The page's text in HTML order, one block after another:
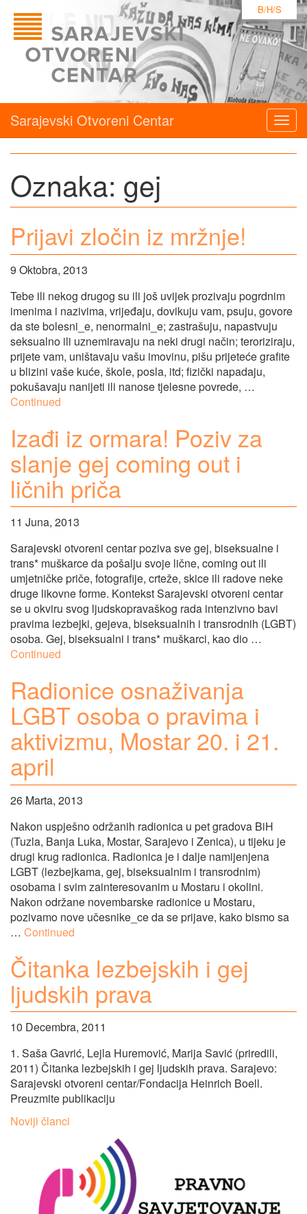
B/H/S
Sarajevski Otvoreni Centar
Oznaka: gej
Prijavi zločin iz mržnje!
9 Oktobra, 2013
Tebe ili nekog drugog su ili još uvijek prozivaju pogrdnim
imenima i nazivima, vrijeđaju, dovikuju vam, psuju, govore
da ste bolesni_e, nenormalni_e; zastrašuju, napastvuju
seksualno ili uznemiravaju na neki drugi način; teroriziraju,
prijete vam, uništavaju vašu imovinu, pišu prijeteće grafite
u blizini vaše kuće, škole, posla, itd; fizički napadaju,
pokušavaju nanijeti ili nanose tjelesne povrede, …
Continued
Izađi iz ormara! Poziv za
slanje gej coming out i
ličnih priča
11 Juna, 2013
Sarajevski otvoreni centar poziva sve gej, biseksualne i
trans* muškarce da pošalju svoje lične, coming out ili
umjetničke priče, fotografije, crteže, skice ili radove neke
druge likovne forme. Kontekst Sarajevski otvoreni centar
se u okviru svog ljudskopravaškog rada intenzivno bavi
pravima lezbejki, gejeva, biseksualnih i transrodnih (LGBT)
osoba. Gej, biseksualni i trans* muškarci, kao dio …
Continued
Radionice osnaživanja
LGBT osoba o pravima i
aktivizmu, Mostar 20. i 21.
april
26 Marta, 2013
Nakon uspješno održanih radionica u pet gradova BiH
(Tuzla, Banja Luka, Mostar, Sarajevo i Zenica), u tijeku je
drugi krug radionica. Radionica je i dalje namijenjena
LGBT (lezbejkama, gej, biseksualnim i transrodnim)
osobama i svim zainteresovanim u Mostaru i okolini.
Nakon održane novembarske radionice u Mostaru,
pozivamo nove učesnike_ce da se prijave, kako bismo sa
… Continued
Čitanka lezbejskih i gej
ljudskih prava
10 Decembra, 2011
1. Saša Gavrić, Lejla Huremović, Marija Savić (priredili,
2011) Čitanka lezbejskih i gej ljudskih prava. Sarajevo:
Sarajevski otvoreni centar/Fondacija Heinrich Boell.
Preuzmite publikaciju
Navigacija
člancima
Noviji članci